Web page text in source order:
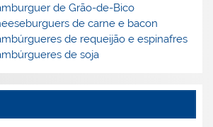
de Grão-de-Bico
de carne e bacon
de requeijão e espinafres
de soja